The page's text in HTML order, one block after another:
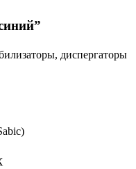
диспергаторы